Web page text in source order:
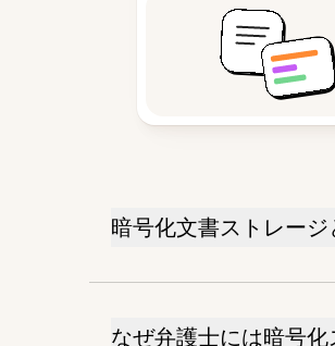
暗号化文書ストレージ
なぜ弁護士には暗号